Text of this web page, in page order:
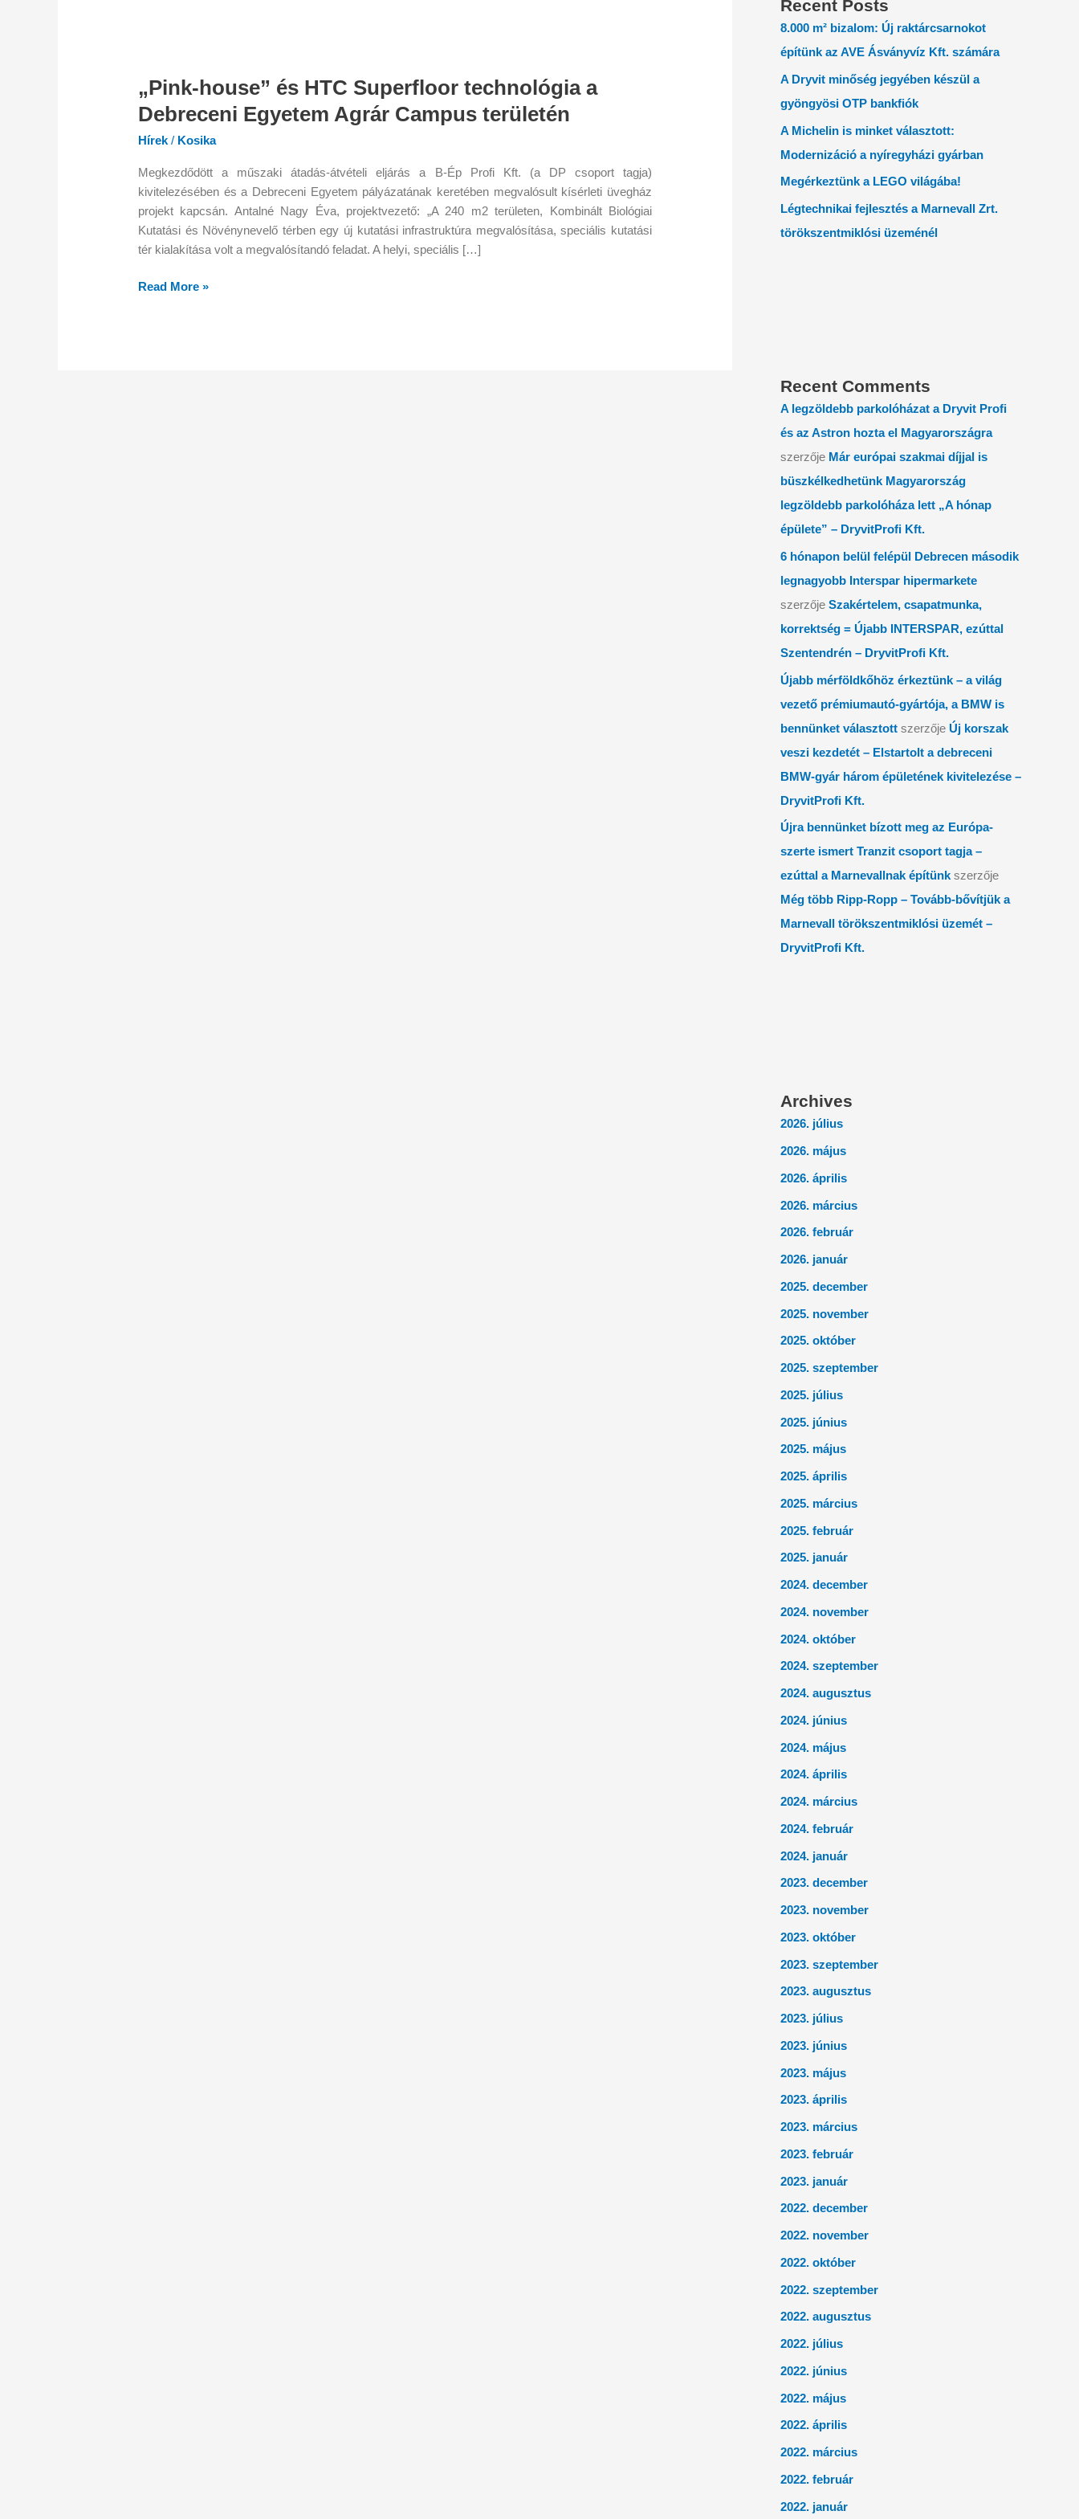
„Pink-house” és HTC Superfloor technológia a
Debreceni Egyetem Agrár Campus területén
Hírek / Kosika
Megkezdődött a műszaki átadás-átvételi eljárás a B-Ép Profi Kft. (a DP csoport tagja)
kivitelezésében és a Debreceni Egyetem pályázatának keretében megvalósult kísérleti üvegház
projekt kapcsán. Antalné Nagy Éva, projektvezető: „A 240 m2 területen, Kombinált Biológiai
Kutatási és Növénynevelő térben egy új kutatási infrastruktúra megvalósítása, speciális kutatási
tér kialakítása volt a megvalósítandó feladat. A helyi, speciális […]
és
Superfloor
technológia
Debreceni
Egyetem
Agrár
Campus
területén
Read More »
Recent Posts
8.000 m² bizalom: Új raktárcsarnokot
építünk az AVE Ásványvíz Kft. számára
A Dryvit minőség jegyében készül a
gyöngyösi OTP bankfiók
A Michelin is minket választott:
Modernizáció a nyíregyházi gyárban
Megérkeztünk a LEGO világába!
Légtechnikai fejlesztés a Marnevall Zrt.
törökszentmiklósi üzeménél
Recent Comments
A legzöldebb parkolóházat a Dryvit Profi
és az Astron hozta el Magyarországra
szerzője Már európai szakmai díjjal is
büszkélkedhetünk Magyarország
legzöldebb parkolóháza lett „A hónap
épülete” – DryvitProfi Kft.
6 hónapon belül felépül Debrecen második
legnagyobb Interspar hipermarkete
szerzője Szakértelem, csapatmunka,
korrektség = Újabb INTERSPAR, ezúttal
Szentendrén – DryvitProfi Kft.
Újabb mérföldkőhöz érkeztünk – a világ
vezető prémiumautó-gyártója, a BMW is
bennünket választott szerzője Új korszak
veszi kezdetét – Elstartolt a debreceni
BMW-gyár három épületének kivitelezése –
DryvitProfi Kft.
Újra bennünket bízott meg az Európa-
szerte ismert Tranzit csoport tagja –
ezúttal a Marnevallnak építünk szerzője
Még több Ripp-Ropp – Tovább-bővítjük a
Marnevall törökszentmiklósi üzemét –
DryvitProfi Kft.
Archives
2026. július
2026. május
2026. április
2026. március
2026. február
2026. január
2025. december
2025. november
2025. október
2025. szeptember
2025. július
2025. június
2025. május
2025. április
2025. március
2025. február
2025. január
2024. december
2024. november
2024. október
2024. szeptember
2024. augusztus
2024. június
2024. május
2024. április
2024. március
2024. február
2024. január
2023. december
2023. november
2023. október
2023. szeptember
2023. augusztus
2023. július
2023. június
2023. május
2023. április
2023. március
2023. február
2023. január
2022. december
2022. november
2022. október
2022. szeptember
2022. augusztus
2022. július
2022. június
2022. május
2022. április
2022. március
2022. február
2022. január